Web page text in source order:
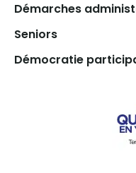
Démarches
Seniors
Démocratie